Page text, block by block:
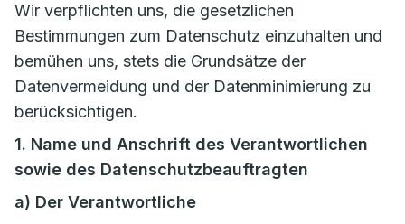
Wir verpflichten uns, die gesetzlichen
Bestimmungen zum Datenschutz einzuhalten und
bemühen uns, stets die Grundsätze der
Datenvermeidung und der Datenminimierung zu
berücksichtigen.
1. Name und Anschrift des Verantwortlichen
sowie des Datenschutzbeauftragten
a) Der Verantwortliche